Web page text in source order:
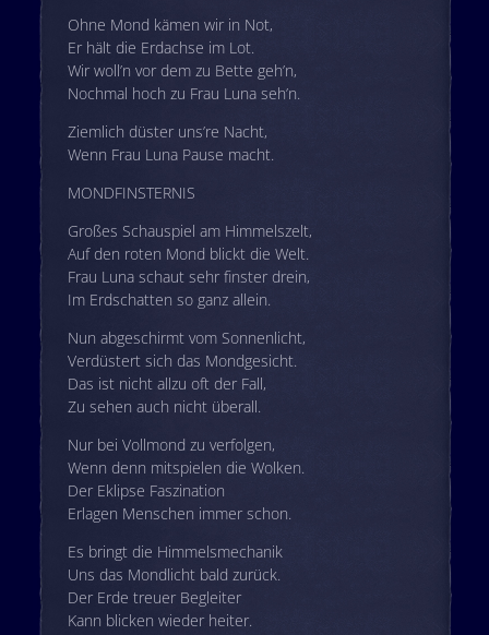
Ohne Mond kämen wir in Not,
Er hält die Erdachse im Lot.
Wir woll’n vor dem zu Bette geh’n,
Nochmal hoch zu Frau Luna seh’n.
Ziemlich düster uns’re Nacht,
Wenn Frau Luna Pause macht.
MONDFINSTERNIS
Großes Schauspiel am Himmelszelt,
Auf den roten Mond blickt die Welt.
Frau Luna schaut sehr finster drein,
Im Erdschatten so ganz allein.
Nun abgeschirmt vom Sonnenlicht,
Verdüstert sich das Mondgesicht.
Das ist nicht allzu oft der Fall,
Zu sehen auch nicht überall.
Nur bei Vollmond zu verfolgen,
Wenn denn mitspielen die Wolken.
Der Eklipse Faszination
Erlagen Menschen immer schon.
Es bringt die Himmelsmechanik
Uns das Mondlicht bald zurück.
Der Erde treuer Begleiter
Kann blicken wieder heiter.